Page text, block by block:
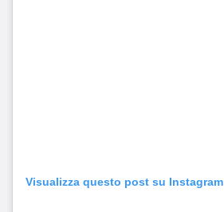
Visualizza questo post su Instagram